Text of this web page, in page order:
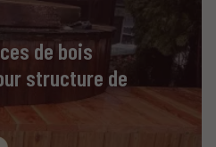
de bois
structure de